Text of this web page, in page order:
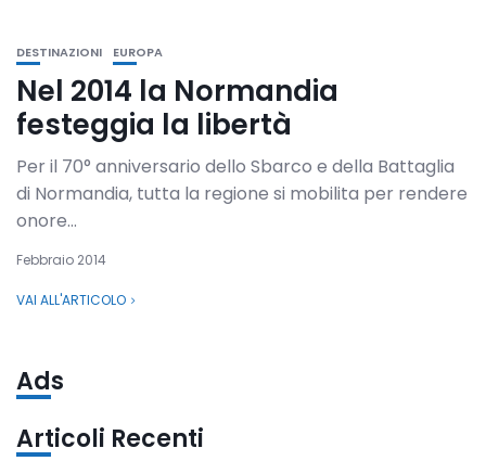
DESTINAZIONI EUROPA
Nel 2014 la Normandia
festeggia la libertà
Per il 70° anniversario dello Sbarco e della Battaglia
di Normandia, tutta la regione si mobilita per rendere
onore...
Febbraio 2014
VAI ALL'ARTICOLO
Ads
Articoli Recenti